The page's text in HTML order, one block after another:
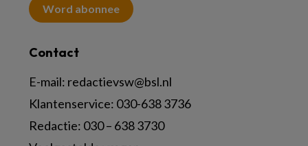
Word abonnee
Contact
E-mail: redactievsw@bsl.nl
Klantenservice: 030-638 3736
Redactie: 030 – 638 3730